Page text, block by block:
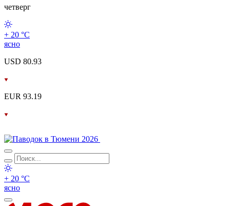
четверг
+ 20 °С
ясно
USD 80.93
EUR 93.19
+ 20 °С
ясно